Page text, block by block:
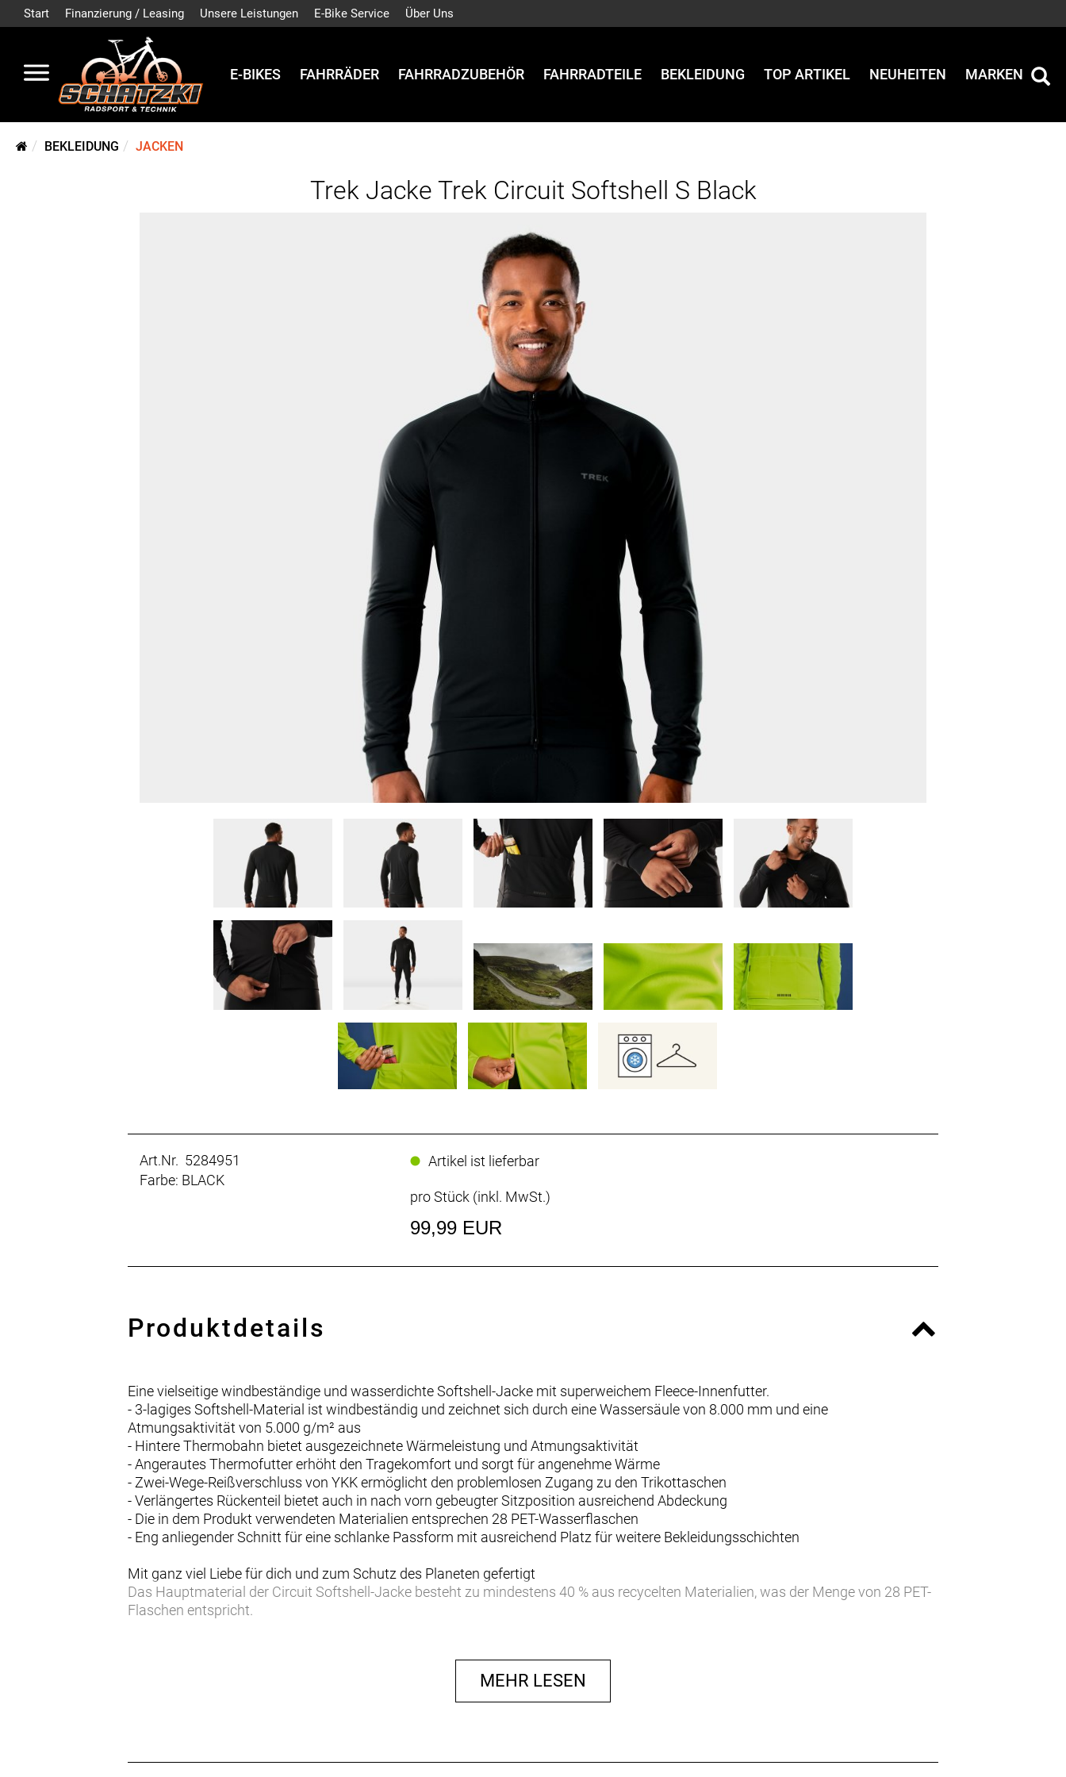
Start Finanzierung / Leasing Unsere Leistungen E-Bike Service Über Uns
E-BIKES FAHRRÄDER FAHRRADZUBEHÖR FAHRRADTEILE BEKLEIDUNG TOP ARTIKEL NEUHEITEN MARKEN
BEKLEIDUNG JACKEN
Trek Jacke Trek Circuit Softshell S Black
Art.Nr. 5284951
Farbe: BLACK
Artikel ist lieferbar
pro Stück (inkl. MwSt.)
99,99 EUR
Produktdetails
Eine vielseitige windbeständige und wasserdichte Softshell-Jacke mit superweichem Fleece-Innenfutter.
- 3-lagiges Softshell-Material ist windbeständig und zeichnet sich durch eine Wassersäule von 8.000 mm und eine
Atmungsaktivität von 5.000 g/m² aus
- Hintere Thermobahn bietet ausgezeichnete Wärmeleistung und Atmungsaktivität
- Angerautes Thermofutter erhöht den Tragekomfort und sorgt für angenehme Wärme
- Zwei-Wege-Reißverschluss von YKK ermöglicht den problemlosen Zugang zu den Trikottaschen
- Verlängertes Rückenteil bietet auch in nach vorn gebeugter Sitzposition ausreichend Abdeckung
- Die in dem Produkt verwendeten Materialien entsprechen 28 PET-Wasserflaschen
- Eng anliegender Schnitt für eine schlanke Passform mit ausreichend Platz für weitere Bekleidungsschichten
Mit ganz viel Liebe für dich und zum Schutz des Planeten gefertigt
Das Hauptmaterial der Circuit Softshell-Jacke besteht zu mindestens 40 % aus recycelten Materialien, was der Menge von 28 PET-
Flaschen entspricht.
Das dreilagige Softshell-Material ist windbeständig und zeichnet sich durch eine Wassersäule von 8.000 mm und eine
MEHR LESEN